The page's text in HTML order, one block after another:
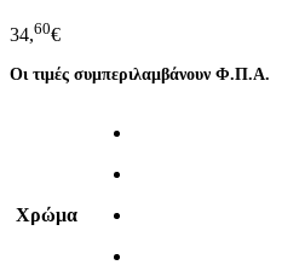
34,60€
Οι τιμές συμπεριλαμβάνουν Φ.Π.Α.
Χρώμα